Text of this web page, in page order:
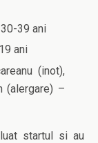
39 ani
ani
(inot),
(alergare) –
startul si au